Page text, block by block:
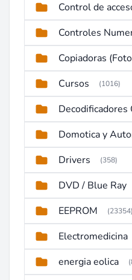
Control de
Controles
Cursos (1016)
Decodificadores
Domotica y
Drivers (358)
DVD / Blue Ray
EEPROM (23354)
Electromedicina
energia eolica